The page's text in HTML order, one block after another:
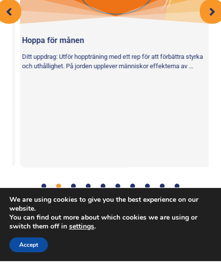
Hoppa för månen
Ditt uppdrag: Utför hoppträning med ett rep för att förbättra styrka
och uthållighet. På jorden upplever människor effekterna av ...
Tag: Bonusaktivitet,Fysiskt
We are using cookies to give you the best experience on our
website.
You can find out more about which cookies we are using or
switch them off in settings.
Accept